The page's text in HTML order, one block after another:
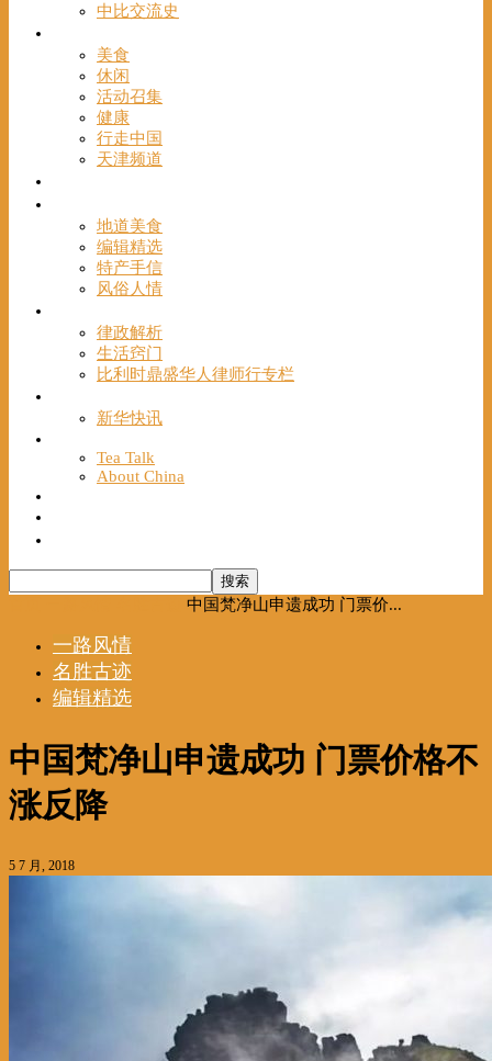
中比交流史
美食
休闲
活动召集
健康
行走中国
天津频道
地道美食
编辑精选
特产手信
风俗人情
律政解析
生活窍门
比利时鼎盛华人律师行专栏
新华快讯
Tea Talk
About China
中国梵净山申遗成功 门票价...
一路风情
名胜古迹
编辑精选
中国梵净山申遗成功 门票价格不
涨反降
5 7 月, 2018